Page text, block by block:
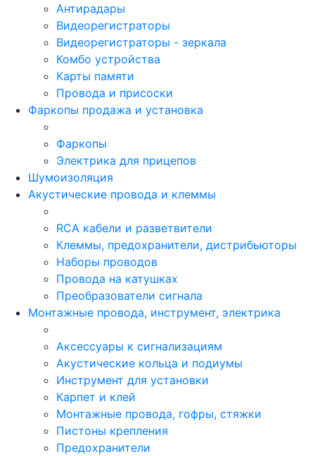
Антирадары
Видеорегистраторы
Видеорегистраторы - зеркала
Комбо устройства
Карты памяти
Провода и присоски
Фаркопы продажа и установка
Фаркопы
Электрика для прицепов
Шумоизоляция
Акустические провода и клеммы
RCA кабели и разветвители
Клеммы, предохранители, дистрибьюторы
Наборы проводов
Провода на катушках
Преобразователи сигнала
Монтажные провода, инструмент, электрика
Аксессуары к сигнализациям
Акустические кольца и подиумы
Инструмент для установки
Карпет и клей
Монтажные провода, гофры, стяжки
Пистоны крепления
Предохранители